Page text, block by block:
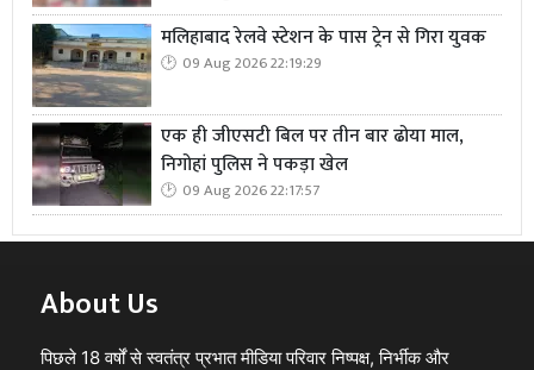
मलिहाबाद रेलवे स्टेशन के पास ट्रेन से गिरा युवक
09 Aug 2026 22:19:29
एक ही जीएसटी बिल पर तीन बार ढोया माल,
निगोहां पुलिस ने पकड़ा खेल
09 Aug 2026 22:17:57
About Us
पिछले 18 वर्षों से स्वतंत्र प्रभात मीडिया परिवार निष्पक्ष, निर्भीक और